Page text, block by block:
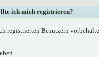
ich mich registrieren?
registrierten Benutzern